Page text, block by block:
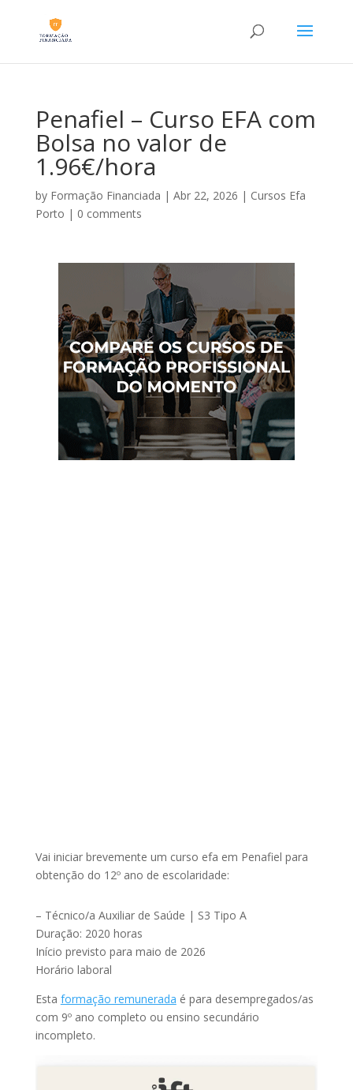
Penafiel – Curso EFA com
Bolsa no valor de
1.96€/hora
by Formação Financiada | Abr 22, 2026 | Cursos Efa
Porto | 0 comments
Vai iniciar brevemente um curso efa em Penafiel para
obtenção do 12º ano de escolaridade:
– Técnico/a Auxiliar de Saúde | S3 Tipo A
Duração: 2020 horas
Início previsto para maio de 2026
Horário laboral
Esta formação remunerada é para desempregados/as
com 9º ano completo ou ensino secundário
incompleto.